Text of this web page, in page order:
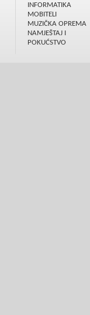
INFORMATIKA
MOBITELI
MUZIČKA OPREMA
NAMJEŠTAJ I
POKUĆSTVO